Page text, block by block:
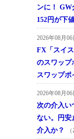
ンに！ GW
152円が下
2026年08月
FX「スイ
のスワップ
スワップ
2026年08月
次の介入い
ない。円安
介入か？